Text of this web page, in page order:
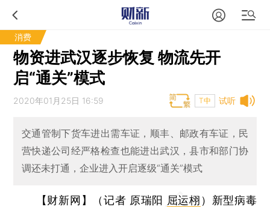
消费
物资进武汉逐步恢复 物流先开
启“通关”模式
试听
2020年01月25日 16:59 T中
交通管制下货车进出需车证，顺丰、邮政有车证，民
营快递公司经严格检查也能进出武汉，县市和部门协
调还未打通，企业进入开启逐级“通关”模式
【财新网】（记者 原瑞阳 屈运栩 ） 新型病毒